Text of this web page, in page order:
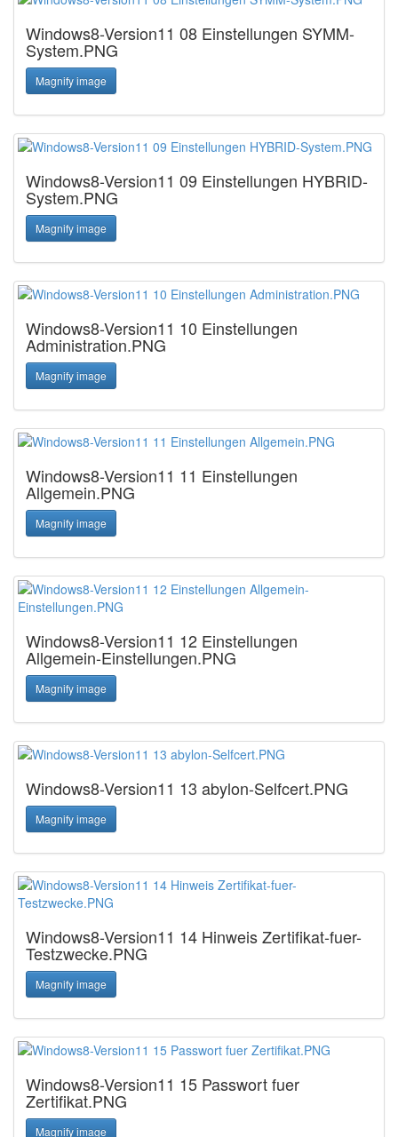
Windows8-Version11 08 Einstellungen SYMM-
System.PNG
Magnify image
Windows8-Version11 09 Einstellungen HYBRID-
System.PNG
Magnify image
Windows8-Version11 10 Einstellungen
Administration.PNG
Magnify image
Windows8-Version11 11 Einstellungen
Allgemein.PNG
Magnify image
Windows8-Version11 12 Einstellungen
Allgemein-Einstellungen.PNG
Magnify image
Windows8-Version11 13 abylon-Selfcert.PNG
Magnify image
Windows8-Version11 14 Hinweis Zertifikat-fuer-
Testzwecke.PNG
Magnify image
Windows8-Version11 15 Passwort fuer
Zertifikat.PNG
Magnify image